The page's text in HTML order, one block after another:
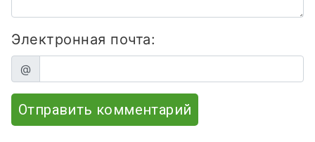
Электронная почта:
@
Отправить комментарий